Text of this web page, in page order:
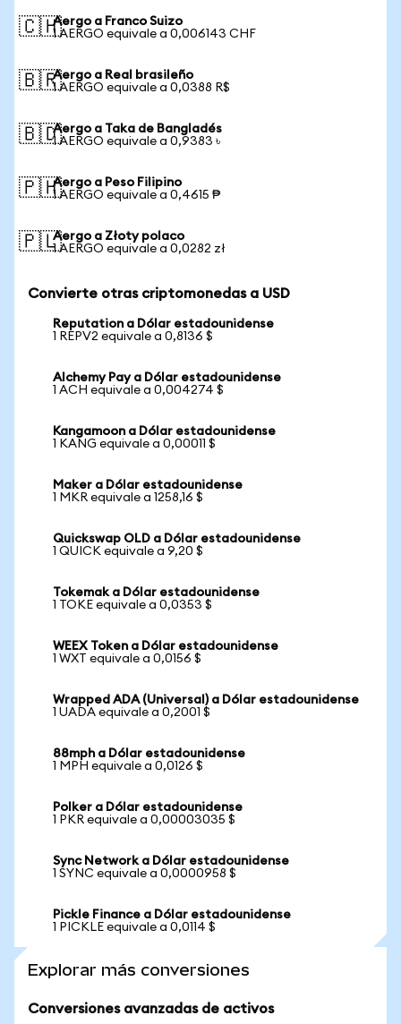
🇨🇭Aergo a Franco Suizo
1 AERGO equivale a 0,006143 CHF
🇧🇷Aergo a Real brasileño
1 AERGO equivale a 0,0388 R$
🇧🇩Aergo a Taka de Bangladés
1 AERGO equivale a 0,9383 ৳
🇵🇭Aergo a Peso Filipino
1 AERGO equivale a 0,4615 ₱
🇵🇱Aergo a Złoty polaco
1 AERGO equivale a 0,0282 zł
Convierte otras criptomonedas a USD
Reputation a Dólar estadounidense
1 REPV2 equivale a 0,8136 $
Alchemy Pay a Dólar estadounidense
1 ACH equivale a 0,004274 $
Kangamoon a Dólar estadounidense
1 KANG equivale a 0,00011 $
Maker a Dólar estadounidense
1 MKR equivale a 1258,16 $
Quickswap OLD a Dólar estadounidense
1 QUICK equivale a 9,20 $
Tokemak a Dólar estadounidense
1 TOKE equivale a 0,0353 $
WEEX Token a Dólar estadounidense
1 WXT equivale a 0,0156 $
Wrapped ADA (Universal) a Dólar estadounidense
1 UADA equivale a 0,2001 $
88mph a Dólar estadounidense
1 MPH equivale a 0,0126 $
Polker a Dólar estadounidense
1 PKR equivale a 0,00003035 $
Sync Network a Dólar estadounidense
1 SYNC equivale a 0,0000958 $
Pickle Finance a Dólar estadounidense
1 PICKLE equivale a 0,0114 $
Explorar más conversiones
Conversiones avanzadas de activos